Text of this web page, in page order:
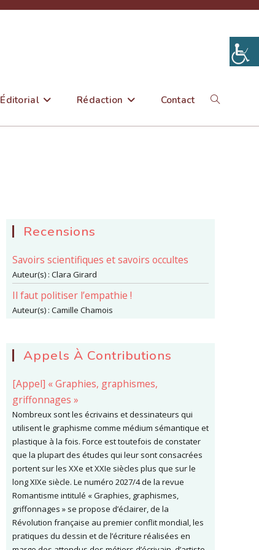
Éditorial Rédaction Contact Toggle
Recensions
Savoirs scientifiques et savoirs occultes
Auteur(s) : Clara Girard
Il faut politiser l’empathie !
Auteur(s) : Camille Chamois
Appels À Contributions
[Appel] « Graphies, graphismes,
griffonnages »
Nombreux sont les écrivains et dessinateurs qui
utilisent le graphisme comme médium sémantique et
plastique à la fois. Force est toutefois de constater
que la plupart des études qui leur sont consacrées
portent sur les XXe et XXIe siècles plus que sur le
long XIXe siècle. Le numéro 2027/4 de la revue
Romantisme intitulé « Graphies, graphismes,
griffonnages » se propose d’éclairer, de la
Révolution française au premier conflit mondial, les
pratiques du dessin et de l’écriture réalisées en